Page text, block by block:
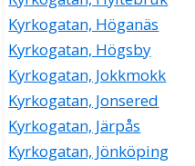
Kyrkogatan, Höganäs
Kyrkogatan, Högsby
Kyrkogatan, Jokkmokk
Kyrkogatan, Jonsered
Kyrkogatan, Järpås
Kyrkogatan, Jönköping